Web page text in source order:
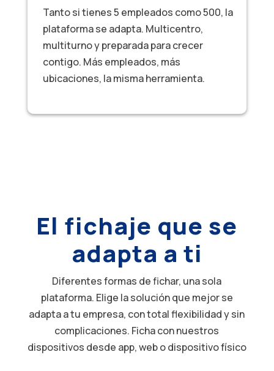
Tanto si tienes 5 empleados como 500, la
plataforma se adapta. Multicentro,
multiturno y preparada para crecer
contigo. Más empleados, más
ubicaciones, la misma herramienta.
El fichaje que se
adapta a ti
Diferentes formas de fichar, una sola
plataforma. Elige la solución que mejor se
adapta a tu empresa, con total flexibilidad y sin
complicaciones. Ficha con nuestros
dispositivos desde app, web o dispositivo físico